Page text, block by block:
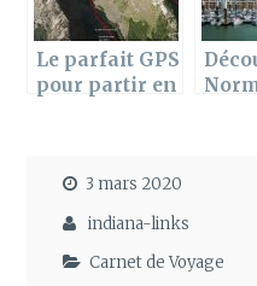
Le parfait GPS
pour partir en
3 mars 2020
indiana-links
Carnet de Voyage